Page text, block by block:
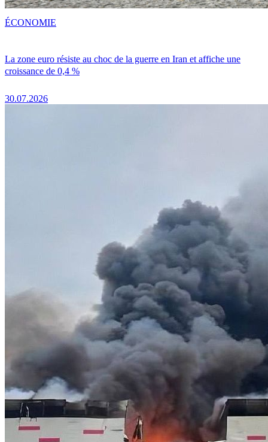
La zone euro résiste au choc de la guerre en Iran et affiche une
croissance de 0,4 %
30.07.2026
ÉCONOMIE